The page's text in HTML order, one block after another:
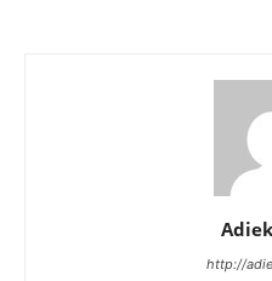
http://